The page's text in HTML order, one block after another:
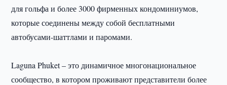
для гольфа и более 3000 фирменных кондоминиумов,
которые соединены между собой бесплатными
автобусами-шаттлами и паромами.
Laguna Phuket – это динамичное многонациональное
сообщество, в котором проживают представители более